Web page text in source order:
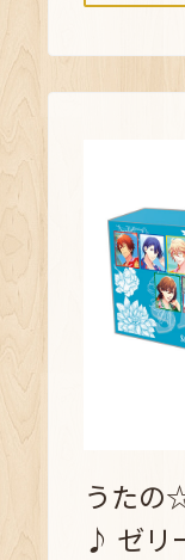
うたの
♪ ゼリ